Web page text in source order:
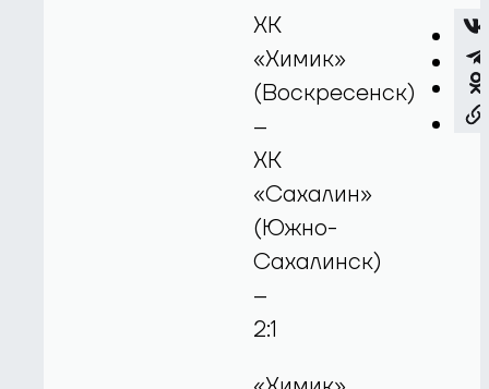
ХК
«Химик»
(Воскресенск)
–
ХК
«Сахалин»
(Южно-
Сахалинск)
–
2:1